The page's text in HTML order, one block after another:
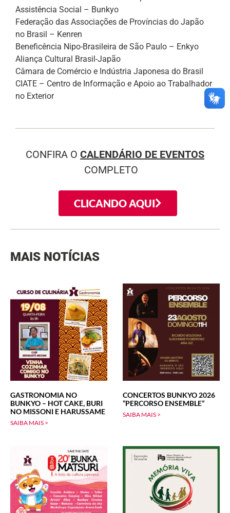
Assistência Social – Bunkyo
Federação das Associações de Províncias do Japão
no Brasil – Kenren
Beneficência Nipo-Brasileira de São Paulo – Enkyo
Aliança Cultural Brasil-Japão
Câmara de Comércio e Indústria Japonesa do Brasil
CIATE – Centro de Informação e Apoio ao Trabalhador
no Exterior
CONFIRA O CALENDÁRIO DE EVENTOS
COMPLETO
CLICANDO AQUI
MAIS NOTÍCIAS
GASTRONOMIA NO
BUNKYO – HOT CAKE, BURI
NO MISSONI E HARUSSAME
SAIBA MAIS >
CONCERTOS BUNKYO 2026
“PERCORSO ENSEMBLE”
SAIBA MAIS >